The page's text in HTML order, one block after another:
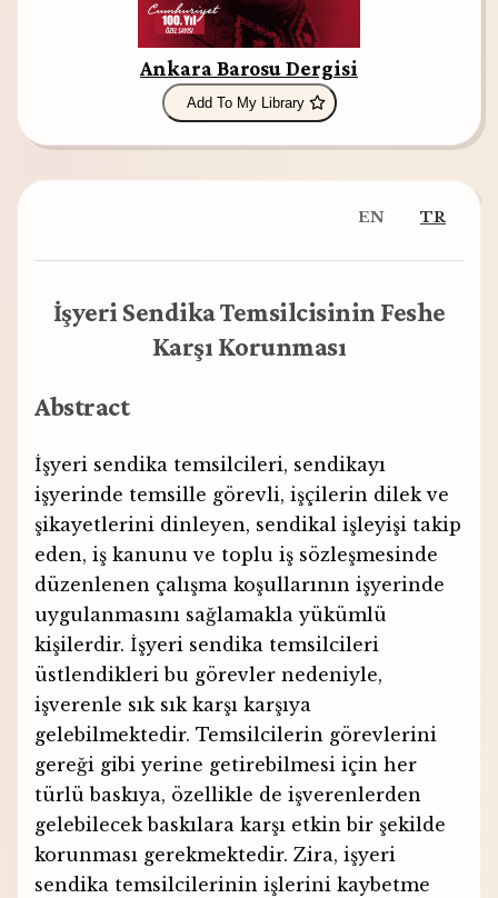
Ankara Barosu Dergisi
Add To My Library
EN TR
İşyeri Sendika Temsilcisinin Feshe
Karşı Korunması
Abstract
İşyeri sendika temsilcileri, sendikayı
işyerinde temsille görevli, işçilerin dilek ve
şikayetlerini dinleyen, sendikal işleyişi takip
eden, iş kanunu ve toplu iş sözleşmesinde
düzenlenen çalışma koşullarının işyerinde
uygulanmasını sağlamakla yükümlü
kişilerdir. İşyeri sendika temsilcileri
üstlendikleri bu görevler nedeniyle,
işverenle sık sık karşı karşıya
gelebilmektedir. Temsilcilerin görevlerini
gereği gibi yerine getirebilmesi için her
türlü baskıya, özellikle de işverenlerden
gelebilecek baskılara karşı etkin bir şekilde
korunması gerekmektedir. Zira, işyeri
sendika temsilcilerinin işlerini kaybetme